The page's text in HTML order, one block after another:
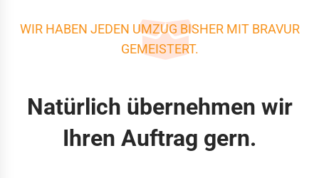
WIR HABEN JEDEN UMZUG BISHER MIT BRAVUR
GEMEISTERT.
Natürlich übernehmen wir
Ihren Auftrag gern.